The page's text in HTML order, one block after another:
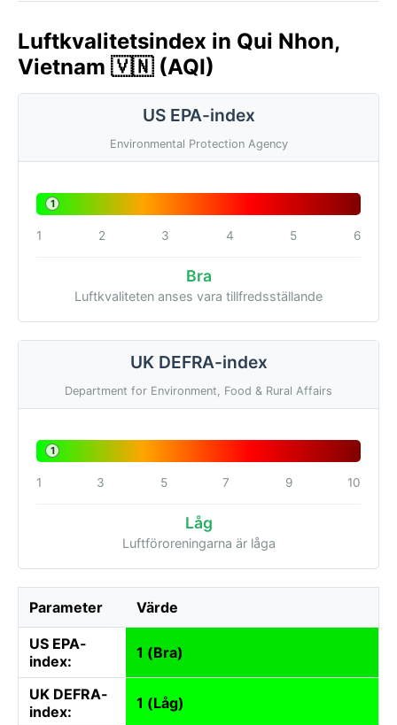
Luftkvalitetsindex in Qui Nhon,
Vietnam 🇻🇳 (AQI)
US EPA-index
Environmental Protection Agency
1
1 2 3 4 5 6
Bra
Luftkvaliteten anses vara tillfredsställande
UK DEFRA-index
Department for Environment, Food & Rural Affairs
1
1 3 5 7 9 10
Låg
Luftföroreningarna är låga
Parameter Värde
US EPA-
index:
1 (Bra)
UK DEFRA-
index:
1 (Låg)